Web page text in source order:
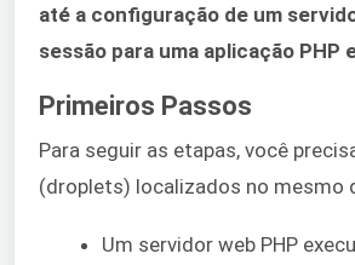
até a configuração de um
sessão para uma aplicação
Primeiros Passos
Para seguir as etapas, você
(droplets) localizados no mesmo
Um servidor web PHP